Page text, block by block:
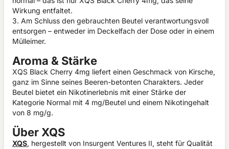
Wirkung entfaltet.
3. Am Schluss den gebrauchten Beutel verantwortungsvoll
entsorgen – entweder im Deckelfach der Dose oder in einem
Mülleimer.
Aroma & Stärke
XQS Black Cherry 4mg liefert einen Geschmack von Kirsche,
ganz im Sinne seines Beeren-betonten Charakters. Jeder
Beutel bietet ein Nikotinerlebnis mit einer Stärke der
Kategorie Normal mit 4 mg/Beutel und einem Nikotingehalt
von 8 mg/g.
Über XQS
XQS, hergestellt von Insurgent Ventures II, steht für Qualität